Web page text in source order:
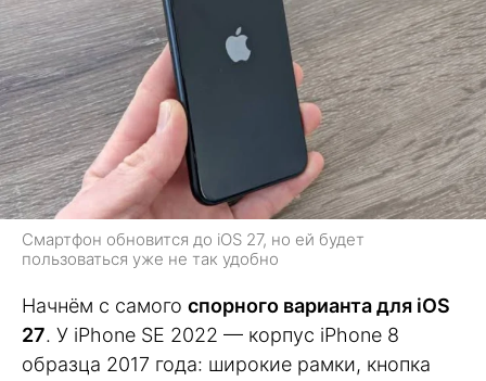
Смартфон обновится до iOS 27, но ей будет
пользоваться уже не так удобно
Начнём с самого спорного варианта для iOS
27. У iPhone SE 2022 — корпус iPhone 8
образца 2017 года: широкие рамки, кнопка